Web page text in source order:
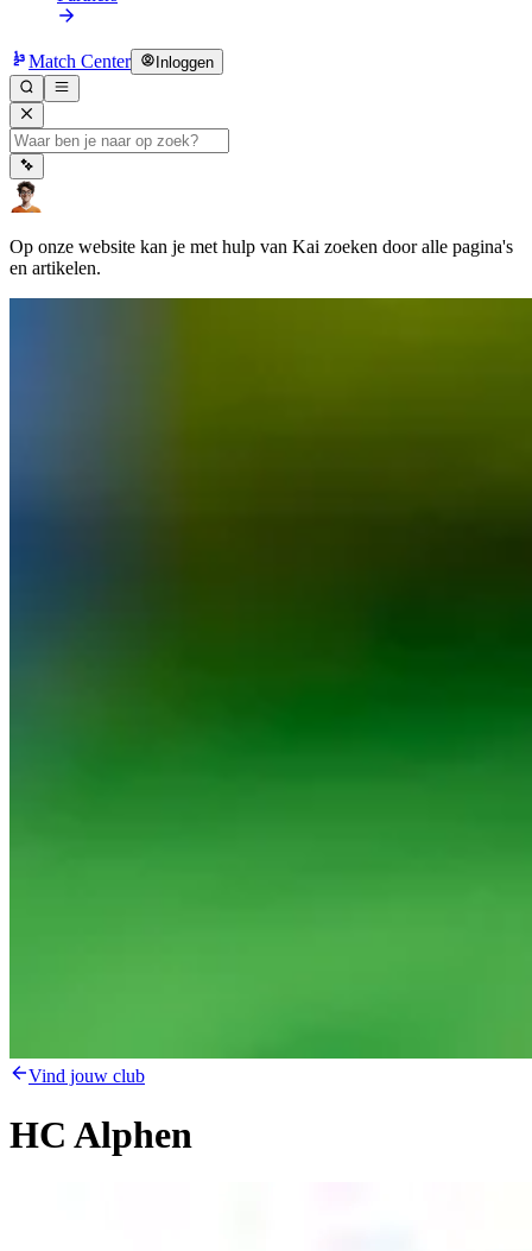
Match Center Inloggen
Op onze website kan je met hulp van Kai zoeken door alle pagina's
en artikelen.
Vind jouw club
HC Alphen